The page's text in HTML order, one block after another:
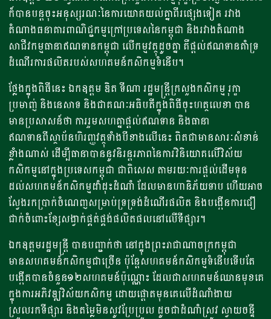
ក៏បានបន្តចុះអនុស្សរណៈនៃការយោគយល់គ្នាពីរផ្សេងទៀត រវាង
តំណាងធនាគារពាណិជ្ជកម្មក្រៅប្រទេសនៃកម្ពុជា​ និងរវាងតំណាង
សាជីវកម្មធានាឥណទានកម្ពុជា លើកម្មវត្ថុដូចគ្នា គឺផ្តល់ឥណទានគាំទ្រ
ដំណើរការផលិតរបស់សហគមន៍កសិកម្មទំនើប។
ថ្លែងក្នុងពិធីនេះ ឯកឧត្តម ឌិត ទីណា រដ្ឋមន្ត្រីក្រសួងកសិកម្ម រុក្ខា
ប្រមាញ់ និងនេសាទ និងជាគណៈអធិបតីក្នុងពិធីចុះហត្ថលេខា បាន
មានប្រសាសន៍ថា ការរួមសហគ្នាផ្តល់ឥណទាន និងធានា
ឥណទានពីស្ថាប័នហិរញ្ញវត្ថុទាំងបីខាងលើនេះ ពិតជាមានសារៈសំខាន់
ខ្លាំងណាស់ ដើម្បីធានាបាននូវនិរន្តរភាពនៃការវិនិយោគលើវិស័យ
កសិកម្មនៅក្នុងប្រទេសកម្ពុជា ជាពិសេស តាមរយៈការផ្តល់ដើមទុន
ដល់សហគមន៍កសិកម្មដាំដុះដំណាំ ដែលមានហានិភ័យទាប ហើយអាច
ស្វែងរកប្រាក់ចំណេញសម្រាប់ទ្រទ្រង់ដំណើរផលិត និងបង្កើនការជឿ
ជាក់ចំពោះខ្សែសង្វាក់ផ្គត់ផ្គង់ផលិតផលនៅលើទីផ្សារ។
ឯកឧត្តមរដ្ឋមន្ត្រី បានបញ្ជាក់ថា នៅក្នុងព្រះរាជាណាចក្រកម្ពុជា
មានសហគមន៍កសិកម្មជាច្រើន ប៉ុន្តែសហគមន៍កសិកម្មទំនើបទើបតែ
បង្កើតបានចំនួន១២សហគមន៍ប៉ុណ្ណោះ ដែលជាសហគមន៍ឈានមុខគេ
ក្នុងការអភិវឌ្ឍវិស័យកសិកម្ម ដោយផ្តោតមុនគេលើដំណាំងាយ
ស្រួលរកទីផ្សារ និងតម្លៃមិនសូវប្រែប្រួល ដូចជាដំណាំស្រូវ ស្វាយចន្ទី